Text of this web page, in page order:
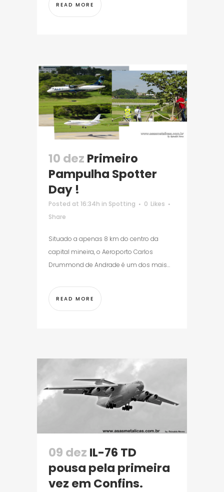
READ MORE
10 dez Primeiro
Pampulha Spotter
Day !
Posted at 16:34h in Spotting 0 Likes
Share
Situado a apenas 8 km do centro da
capital mineira, o Aeroporto Carlos
Drummond de Andrade é um dos mais...
READ MORE
09 dez IL-76 TD
pousa pela primeira
vez em Confins.